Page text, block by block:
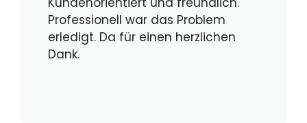
Professionell war das Problem
erledigt. Da für einen herzlichen
Dank.